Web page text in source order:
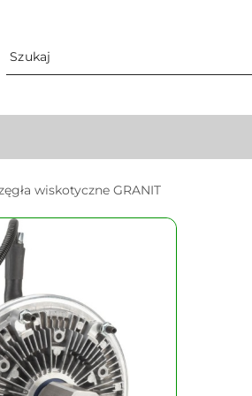
wiskotyczne GRANIT